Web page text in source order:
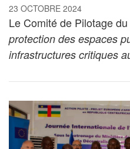
23 OCTOBRE 2024
Le Comité de Pilotage
protection des espaces
infrastructures critiques